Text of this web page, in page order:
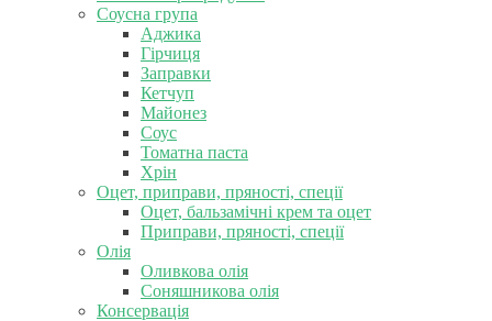
Соусна група
Аджика
Гірчиця
Заправки
Кетчуп
Майонез
Соус
Томатна паста
Хрін
Оцет, приправи, пряності, спеції
Оцет, бальзамічні крем та оцет
Приправи, пряності, спеції
Олія
Оливкова олія
Соняшникова олія
Консервація